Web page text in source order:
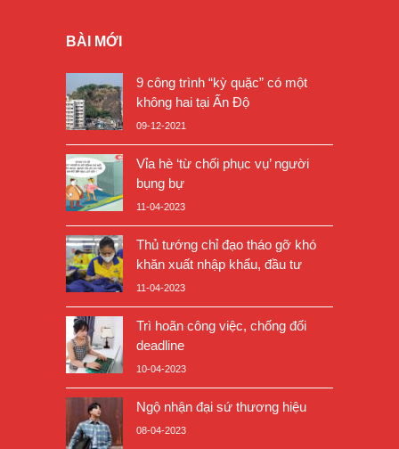
BÀI MỚI
9 công trình “kỳ quặc” có một
không hai tại Ấn Độ
09-12-2021
Vỉa hè ‘từ chối phục vụ’ người
bụng bự
11-04-2023
Thủ tướng chỉ đạo tháo gỡ khó
khăn xuất nhập khẩu, đầu tư
11-04-2023
Trì hoãn công việc, chống đối
deadline
10-04-2023
Ngộ nhận đại sứ thương hiệu
08-04-2023